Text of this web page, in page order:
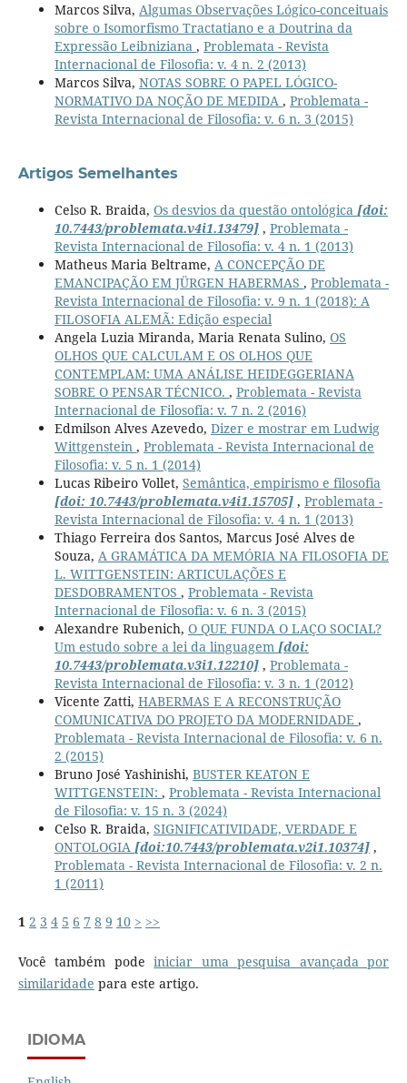
Marcos Silva, Algumas Observações Lógico-conceituais
sobre o Isomorfismo Tractatiano e a Doutrina da
Expressão Leibniziana , Problemata - Revista
Internacional de Filosofia: v. 4 n. 2 (2013)
Marcos Silva, NOTAS SOBRE O PAPEL LÓGICO-
NORMATIVO DA NOÇÃO DE MEDIDA , Problemata -
Revista Internacional de Filosofia: v. 6 n. 3 (2015)
Artigos Semelhantes
Celso R. Braida, Os desvios da questão ontológica [doi:
10.7443/problemata.v4i1.13479], Problemata -
Revista Internacional de Filosofia: v. 4 n. 1 (2013)
Matheus Maria Beltrame, A CONCEPÇÃO DE
EMANCIPAÇÃO EM JÜRGEN HABERMAS , Problemata -
Revista Internacional de Filosofia: v. 9 n. 1 (2018): A
FILOSOFIA ALEMÃ: Edição especial
Angela Luzia Miranda, Maria Renata Sulino, OS
OLHOS QUE CALCULAM E OS OLHOS QUE
CONTEMPLAM: UMA ANÁLISE HEIDEGGERIANA
SOBRE O PENSAR TÉCNICO. , Problemata - Revista
Internacional de Filosofia: v. 7 n. 2 (2016)
Edmilson Alves Azevedo, Dizer e mostrar em Ludwig
Wittgenstein , Problemata - Revista Internacional de
Filosofia: v. 5 n. 1 (2014)
Lucas Ribeiro Vollet, Semântica, empirismo e filosofia
[doi: 10.7443/problemata.v4i1.15705], Problemata -
Revista Internacional de Filosofia: v. 4 n. 1 (2013)
Thiago Ferreira dos Santos, Marcus José Alves de
Souza, A GRAMÁTICA DA MEMÓRIA NA FILOSOFIA DE
L. WITTGENSTEIN: ARTICULAÇÕES E
DESDOBRAMENTOS , Problemata - Revista
Internacional de Filosofia: v. 6 n. 3 (2015)
Alexandre Rubenich, O QUE FUNDA O LAÇO SOCIAL?
Um estudo sobre a lei da linguagem [doi:
10.7443/problemata.v3i1.12210], Problemata -
Revista Internacional de Filosofia: v. 3 n. 1 (2012)
Vicente Zatti, HABERMAS E A RECONSTRUÇÃO
COMUNICATIVA DO PROJETO DA MODERNIDADE ,
Problemata - Revista Internacional de Filosofia: v. 6 n.
2 (2015)
Bruno José Yashinishi, BUSTER KEATON E
WITTGENSTEIN: , Problemata - Revista Internacional
de Filosofia: v. 15 n. 3 (2024)
Celso R. Braida, SIGNIFICATIVIDADE, VERDADE E
ONTOLOGIA [doi:10.7443/problemata.v2i1.10374],
Problemata - Revista Internacional de Filosofia: v. 2 n.
1 (2011)
1 2 3 4 5 6 7 8 9 10 > >>
Você também podeiniciar uma pesquisa avançada por
similaridade para este artigo.
IDIOMA